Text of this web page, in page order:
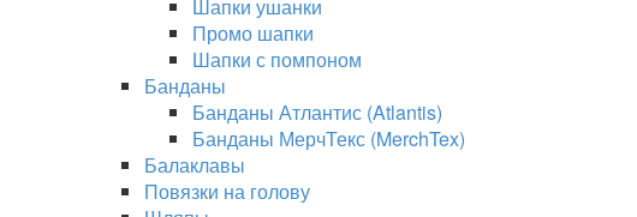
Шапки ушанки
Промо шапки
Шапки с помпоном
Банданы
Банданы Атлантис (Atlantis)
Банданы МерчТекс (MerchTex)
Балаклавы
Повязки на голову